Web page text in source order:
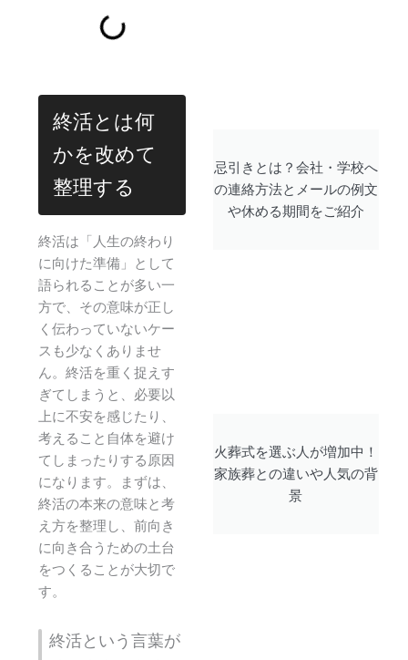
終活とは何
かを改めて
整理する
終活は「人生の終わり
に向けた準備」として
語られることが多い一
方で、その意味が正し
く伝わっていないケー
スも少なくありませ
ん。終活を重く捉えす
ぎてしまうと、必要以
上に不安を感じたり、
考えること自体を避け
てしまったりする原因
になります。まずは、
終活の本来の意味と考
え方を整理し、前向き
に向き合うための土台
をつくることが大切で
す。
終活という言葉が
忌引きとは？会社・学校へ
の連絡方法とメールの例文
や休める期間をご紹介
火葬式を選ぶ人が増加中！
家族葬との違いや人気の背
景